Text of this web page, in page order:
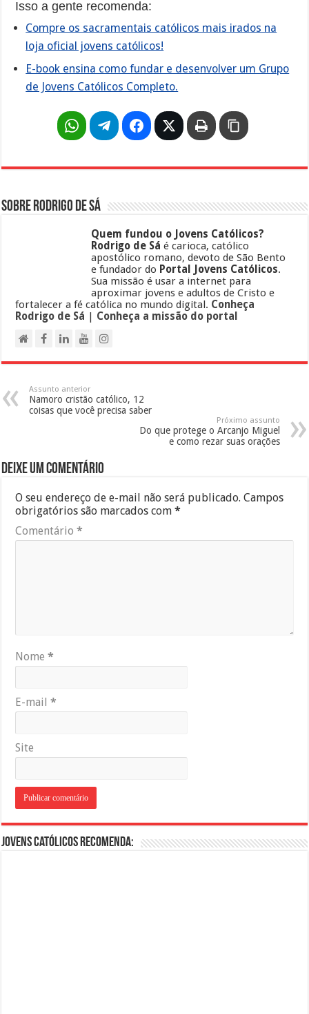
Isso a gente recomenda:
Compre os sacramentais católicos mais irados na
loja oficial jovens católicos!
E-book ensina como fundar e desenvolver um Grupo
de Jovens Católicos Completo.
Sobre Rodrigo de Sá
Quem fundou o Jovens Católicos?
Rodrigo de Sá é carioca, católico
apostólico romano, devoto de São Bento
e fundador do Portal Jovens Católicos.
Sua missão é usar a internet para
aproximar jovens e adultos de Cristo e
fortalecer a fé católica no mundo digital. Conheça
Rodrigo de Sá
Conheça a missão do portal
Assunto anterior
Namoro cristão católico, 12
coisas que você precisa saber
Próximo assunto
Do que protege o Arcanjo Miguel
e como rezar suas orações
Deixe um comentário
O seu endereço de e-mail não será publicado. Campos
obrigatórios são marcados com*
Comentário*
Nome*
E-mail*
Site
Jovens Católicos Recomenda: